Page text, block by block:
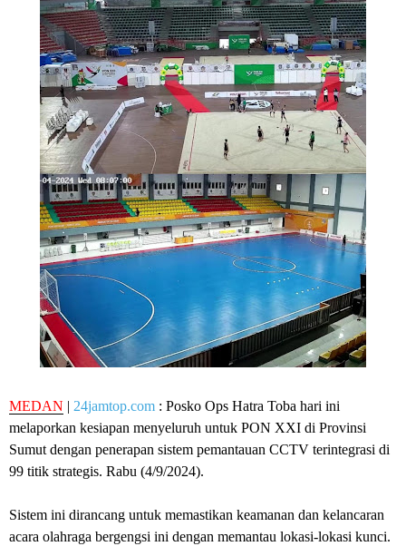
MEDAN | 24jamtop.com : Posko Ops Hatra Toba hari ini
melaporkan kesiapan menyeluruh untuk PON XXI di Provinsi
Sumut dengan penerapan sistem pemantauan CCTV terintegrasi di
99 titik strategis. Rabu (4/9/2024).
Sistem ini dirancang untuk memastikan keamanan dan kelancaran
acara olahraga bergengsi ini dengan memantau lokasi-lokasi kunci.